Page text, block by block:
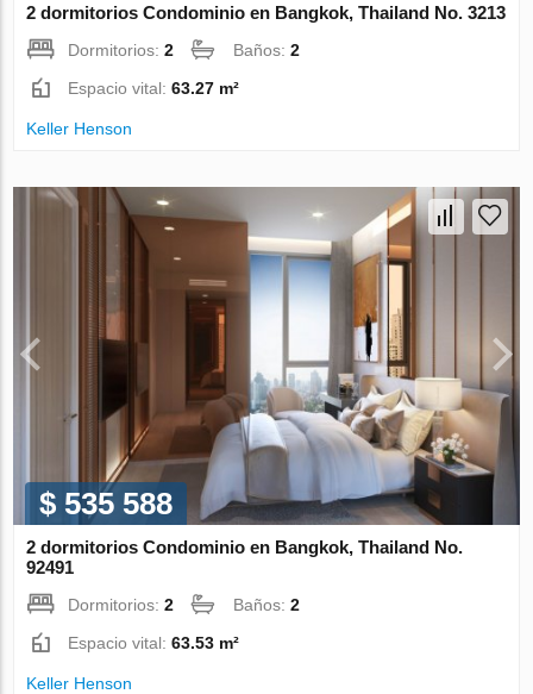
2 dormitorios Condominio en Bangkok, Thailand No. 3213
Dormitorios:2 Baños:2
Espacio vital:63.27 m²
Keller Henson
$ 535 588
2 dormitorios Condominio en Bangkok, Thailand No.
92491
Dormitorios:2 Baños:2
Espacio vital:63.53 m²
Keller Henson